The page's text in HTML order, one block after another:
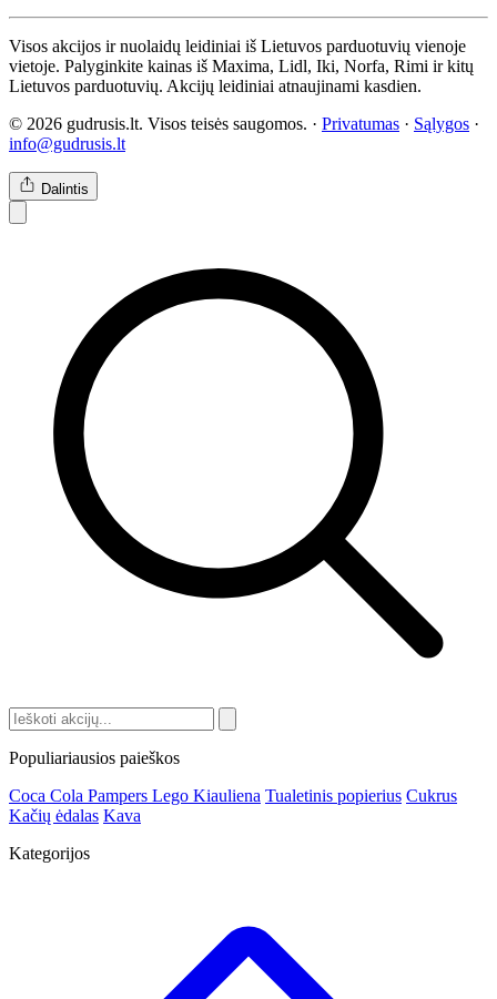
Visos akcijos ir nuolaidų leidiniai iš Lietuvos parduotuvių vienoje
vietoje. Palyginkite kainas iš Maxima, Lidl, Iki, Norfa, Rimi ir kitų
Lietuvos parduotuvių. Akcijų leidiniai atnaujinami kasdien.
© 2026 gudrusis.lt. Visos teisės saugomos. · Privatumas · Sąlygos ·
info@gudrusis.lt
Dalintis
Populiariausios paieškos
Coca Cola Pampers Lego Kiauliena Tualetinis popierius Cukrus
Kačių ėdalas Kava
Kategorijos